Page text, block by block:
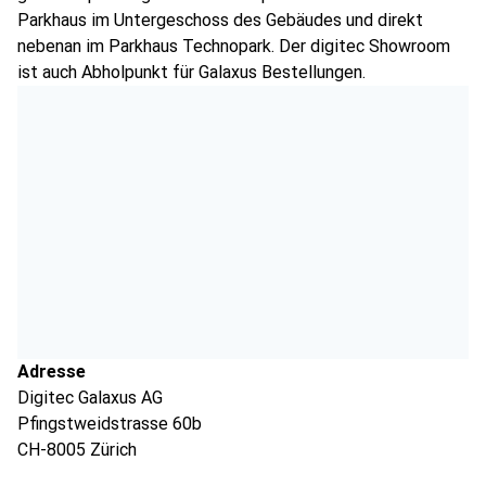
Parkhaus im Untergeschoss des Gebäudes und direkt
nebenan im Parkhaus Technopark. Der digitec Showroom
ist auch Abholpunkt für Galaxus Bestellungen.
Adresse
Digitec Galaxus AG
Pfingstweidstrasse 60b
CH-8005 Zürich